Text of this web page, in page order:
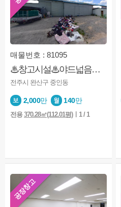
매물번호 : 81095
♨창고시설♨야드넓음♨접근성 좋음♨
전주시 완산구 중인동
2,000만 140만
전용370.28㎡(112.01평)ㅣ1 / 1
공장창고